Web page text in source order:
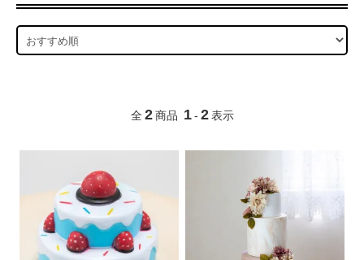
全 2 商品 1 - 2 表示